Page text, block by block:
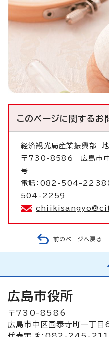
このページに関するお
経済観光局産業振興部
〒730-8586 広島市中
号
電話：082-504-2238（
504-2259
前のページへ戻る
広島市役所
〒730-8586
広島市中区国泰寺町一丁